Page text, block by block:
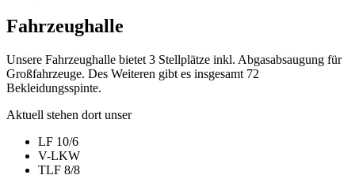
Fahrzeughalle
Unsere Fahrzeughalle bietet 3 Stellplätze inkl. Abgasabsaugung für
Großfahrzeuge. Des Weiteren gibt es insgesamt 72
Bekleidungsspinte.
Aktuell stehen dort unser
LF 10/6
V-LKW
TLF 8/8